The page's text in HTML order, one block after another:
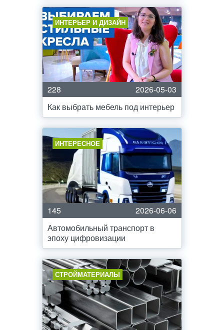
ИНТЕРЬЕР И ДИЗАЙН
228
2026-05-03
Как выбрать мебель под интерьер
ИНТЕРЕСНОЕ
145
2026-06-06
Автомобильный транспорт в
эпоху цифровизации
СТРОЙМАТЕРИАЛЫ